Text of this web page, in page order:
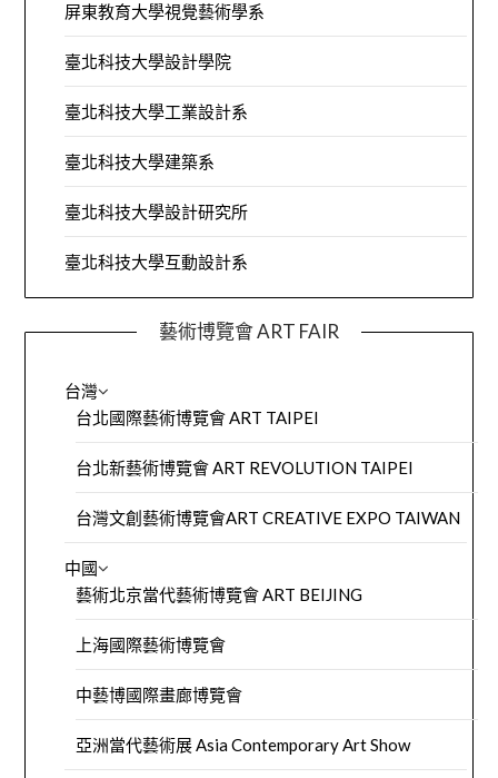
屏東教育大學視覺藝術學系
臺北科技大學設計學院
臺北科技大學工業設計系
臺北科技大學建築系
臺北科技大學設計研究所
臺北科技大學互動設計系
藝術博覽會 ART FAIR
台灣
台北國際藝術博覽會 ART TAIPEI
台北新藝術博覽會 ART REVOLUTION TAIPEI
台灣文創藝術博覽會ART CREATIVE EXPO TAIWAN
中國
藝術北京當代藝術博覽會 ART BEIJING
上海國際藝術博覽會
中藝博國際畫廊博覽會
亞洲當代藝術展 Asia Contemporary Art Show